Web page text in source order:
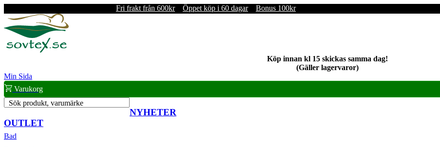
Fri frakt från 600kr Öppet köp i 60 dagar Bonus 100kr
Köp innan kl 15 skickas samma dag!
(Gäller lagervaror)
Min Sida
Varukorg
Sök produkt, varumärke
NYHETER
OUTLET
Bad